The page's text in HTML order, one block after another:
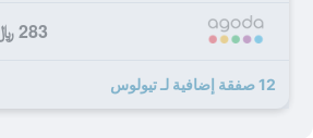
283 ﷼
12 صفقة إضافية لـ تيولوس